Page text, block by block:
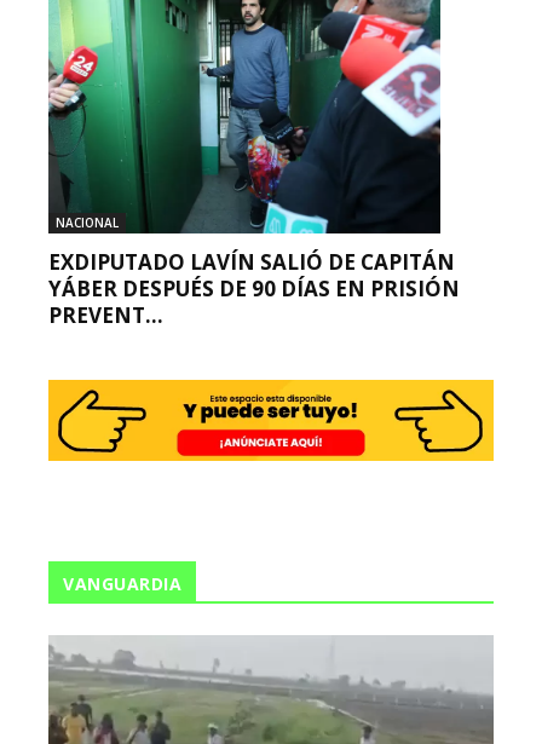
NACIONAL
EXDIPUTADO LAVÍN SALIÓ DE CAPITÁN
YÁBER DESPUÉS DE 90 DÍAS EN PRISIÓN
PREVENT...
VANGUARDIA